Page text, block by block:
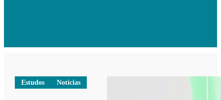
Estudos Notícias